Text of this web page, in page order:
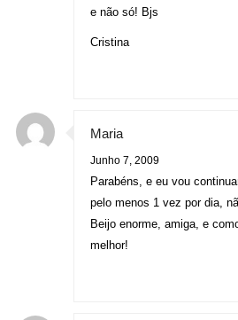
e não só! Bjs
Cristina
Maria
Junho 7, 2009
Parabéns, e eu vou
pelo menos 1 vez por dia,
Beijo enorme, amiga, e
melhor!